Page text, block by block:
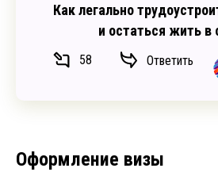
Как легально
и остаться жить в
58 Ответить
Оформление визы